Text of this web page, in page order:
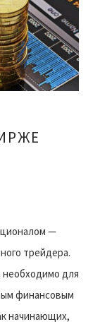
—
трейдера.
необходимо для
финансовым
начинающих,